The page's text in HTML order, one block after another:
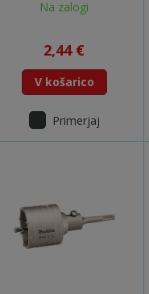
8x110mm - D-73972
Na zalogi
2,44 €
V košarico
Primerjaj